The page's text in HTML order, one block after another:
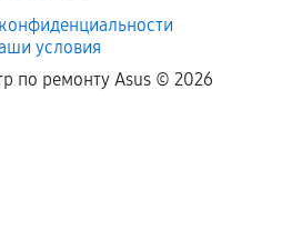
условия
по ремонту Asus © 2026